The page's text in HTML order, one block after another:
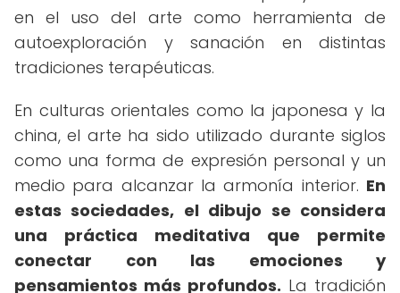
en el uso del arte como herramienta de
autoexploración y sanación en distintas
tradiciones terapéuticas.
En culturas orientales como la japonesa y la
china, el arte ha sido utilizado durante siglos
como una forma de expresión personal y un
medio para alcanzar la armonía interior. En
estas sociedades, el dibujo se considera
una práctica meditativa que permite
conectar con las emociones y
pensamientos más profundos. La tradición